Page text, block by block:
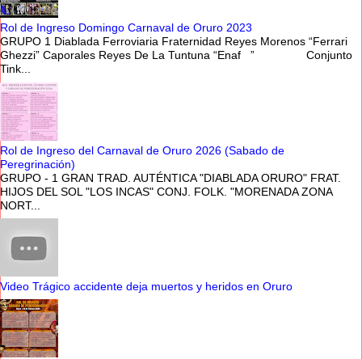
Rol de Ingreso Domingo Carnaval de Oruro 2023
GRUPO 1 Diablada Ferroviaria Fraternidad Reyes Morenos “Ferrari
Ghezzi” Caporales Reyes De La Tuntuna “Enaf ” Conjunto
Tink...
Rol de Ingreso del Carnaval de Oruro 2026 (Sabado de
Peregrinación)
GRUPO - 1 GRAN TRAD. AUTÉNTICA "DIABLADA ORURO" FRAT.
HIJOS DEL SOL "LOS INCAS" CONJ. FOLK. "MORENADA ZONA
NORT...
Video Trágico accidente deja muertos y heridos en Oruro